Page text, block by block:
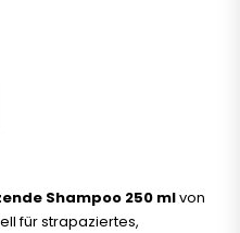
Shampoo 250 mlvon
für strapaziertes,